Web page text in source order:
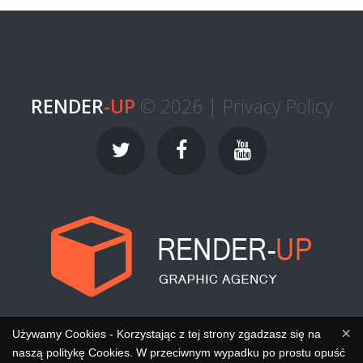
RENDER-UP © 2026 | Privacy Policy
×
Używamy Cookies - Korzystając z tej strony zgadzasz się na
naszą politykę Cookies. W przeciwnym wypadku po prostu opuść